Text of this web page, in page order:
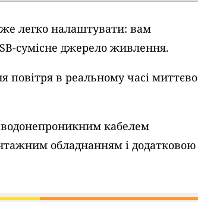
легко налаштувати: вам
сумісне джерело живлення.
повітря в реальному часі миттєво
водонепроникним кабелем
обладнанням і додатковою